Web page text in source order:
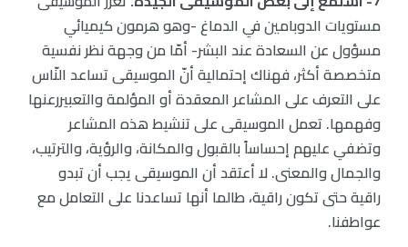
مستويات الدوبامين في الدماغ -وهو هرمون كيميائي
مسؤول عن السعادة عند البشر- أمّا من وجهة نظر نفسية
متخصصة أكثر، فهناك إحتمالية أنّ الموسيقى تساعد النّاس
على التعرف على المشاعر المعقدة أو المؤلمة والتعبيررعنها
وفهمها. تعمل الموسيقى على تنشيط هذه المشاعر
وتضفي عليهم إحساساً بالقبول والمكانة، والرؤية، والترتيب،
والجمال والمعنى. لا أعتقد أن الموسيقى يجب أن تبدو
راقية حتى تكون راقية، طالما أنها تساعدنا على التعامل مع
عواطفنا.